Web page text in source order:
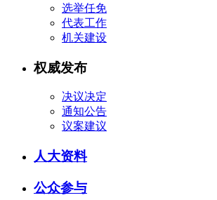
选举任免
代表工作
机关建设
权威发布
决议决定
通知公告
议案建议
人大资料
公众参与